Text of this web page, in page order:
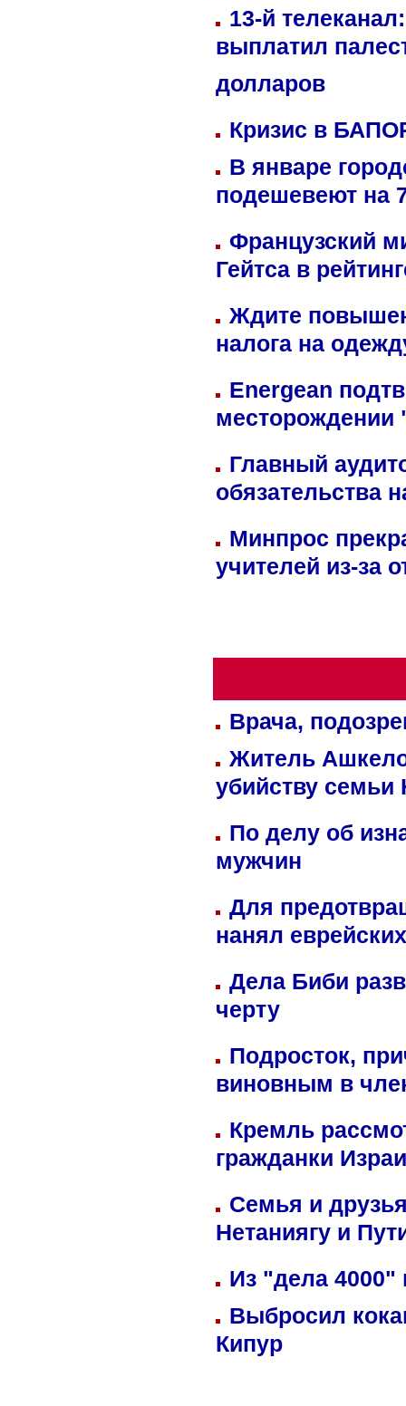
13-й
выплатил
долларов
Кризис в
В январе
подешевеют на
Французский
Гейтса в
Ждите
налога на
Energean
Главный
обязательства
Минпрос
учителей из-за
Врача,
Житель
убийству семьи
По делу об
мужчин
Для
нанял
Дела Биби
черту
Подросток,
виновным в
Кремль
гражданки
Семья и
Нетаниягу и
Из "дела 4000"
Выбросил
Кипур